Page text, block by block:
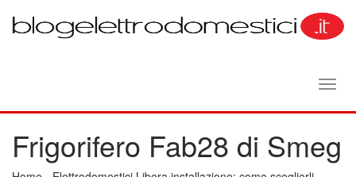
Frigorifero Fab28 di Smeg